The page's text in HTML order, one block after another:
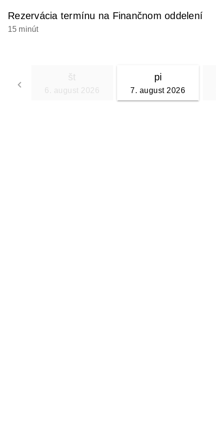
Rezervácia termínu na Finančnom oddelení
15 minút
keyboard_arrow_left
Go back
št
6. august 2026
pi
7. august 2026